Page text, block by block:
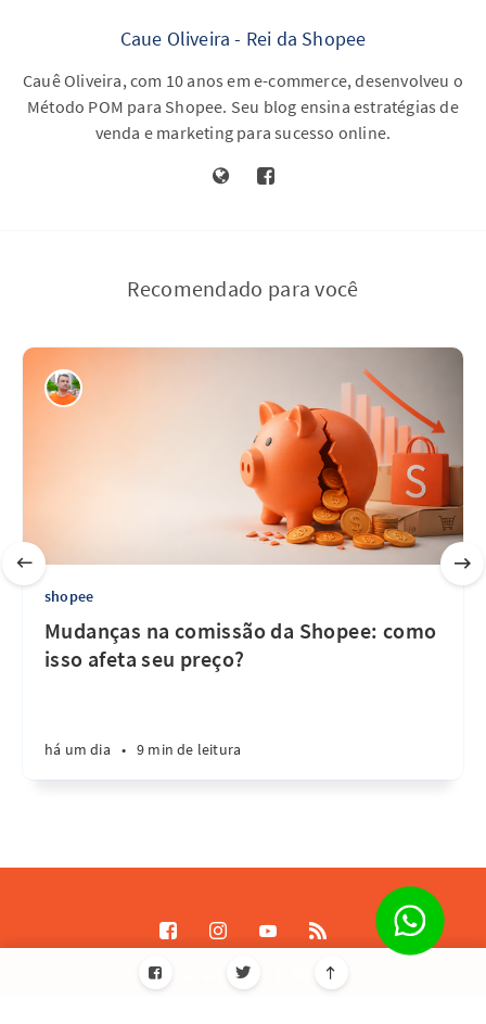
Caue Oliveira - Rei da Shopee
Cauê Oliveira, com 10 anos em e-commerce, desenvolveu o
Método POM para Shopee. Seu blog ensina estratégias de
venda e marketing para sucesso online.
Recomendado para você
shopee
Mudanças na comissão da Shopee: como
isso afeta seu preço?
há um dia • 9 min de leitura
Destrave Escale © 2026